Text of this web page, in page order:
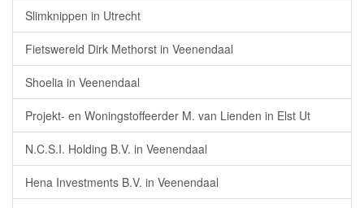
Slimknippen in Utrecht
Fietswereld Dirk Methorst in Veenendaal
Shoelia in Veenendaal
Projekt- en Woningstoffeerder M. van Lienden in Elst Ut
N.C.S.I. Holding B.V. in Veenendaal
Hena Investments B.V. in Veenendaal